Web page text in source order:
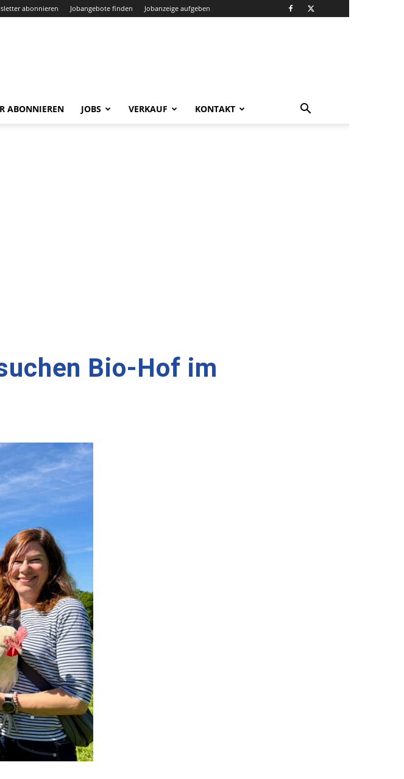
abonnieren Jobangebote finden Jobanzeige aufgeben
ABONNIEREN JOBS VERKAUF KONTAKT
Bio-Hof im